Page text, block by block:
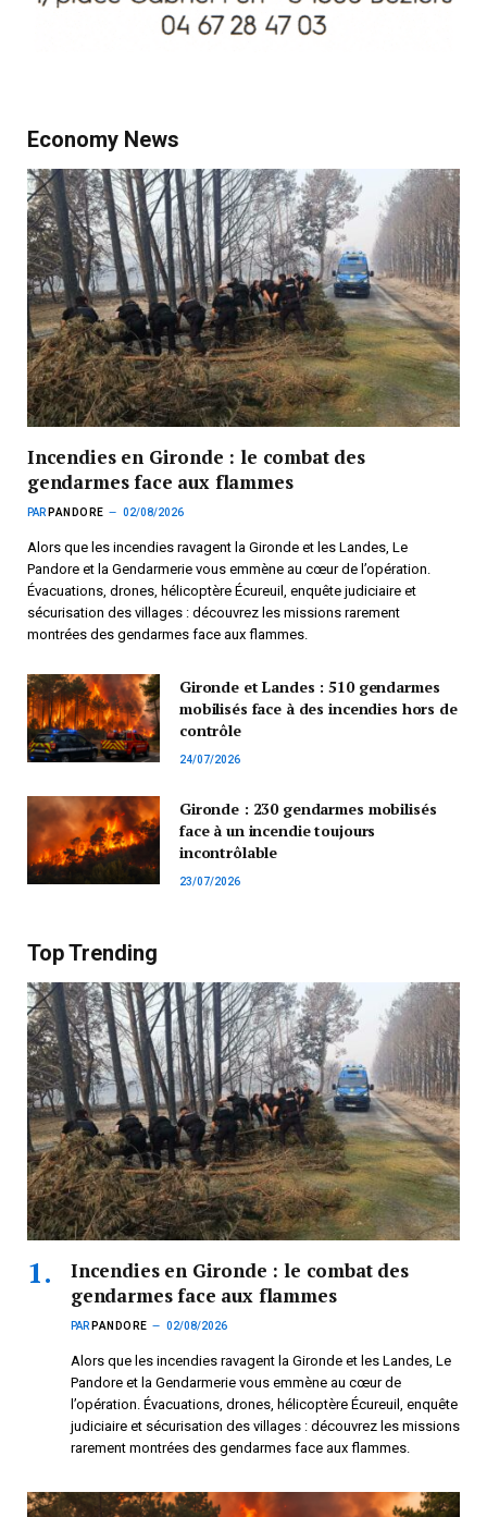
Economy News
Incendies en Gironde : le combat des
gendarmes face aux flammes
PAR PANDORE 02/08/2026
Alors que les incendies ravagent la Gironde et les Landes, Le
Pandore et la Gendarmerie vous emmène au cœur de l’opération.
Évacuations, drones, hélicoptère Écureuil, enquête judiciaire et
sécurisation des villages : découvrez les missions rarement
montrées des gendarmes face aux flammes.
Gironde et Landes : 510 gendarmes
mobilisés face à des incendies hors de
contrôle
24/07/2026
Gironde : 230 gendarmes mobilisés
face à un incendie toujours
incontrôlable
23/07/2026
Top Trending
Incendies en Gironde : le combat des
gendarmes face aux flammes
PAR PANDORE 02/08/2026
Alors que les incendies ravagent la Gironde et les Landes, Le
Pandore et la Gendarmerie vous emmène au cœur de
l’opération. Évacuations, drones, hélicoptère Écureuil, enquête
judiciaire et sécurisation des villages : découvrez les missions
rarement montrées des gendarmes face aux flammes.